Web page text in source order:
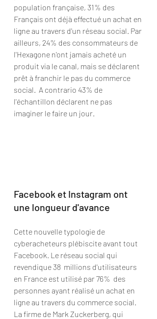
population française, 31% des
Français ont déjà effectué un achat en
ligne au travers d'un réseau social. Par
ailleurs, 24% des consommateurs de
l'Hexagone n'ont jamais acheté un
produit via le canal, mais se déclarent
prêt à franchir le pas du commerce
social.  A contrario 43% de
l'échantillon déclarent ne pas
imaginer le faire un jour.
Facebook et Instagram ont
une longueur d'avance
Cette nouvelle typologie de
cyberacheteurs plébiscite avant tout
Facebook. Le réseau social qui
revendique 38  millions d'utilisateurs
en France est utilisé par 76%  des
personnes ayant réalisé un achat en
ligne au travers du commerce social.
La firme de Mark Zuckerberg, qui